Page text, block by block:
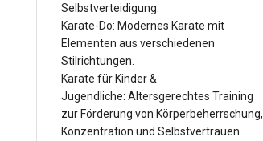
Selbstverteidigung.
Karate-Do: Modernes Karate mit
Elementen aus verschiedenen
Stilrichtungen.
Karate für Kinder &
Jugendliche: Altersgerechtes Training
zur Förderung von Körperbeherrschung,
Konzentration und Selbstvertrauen.